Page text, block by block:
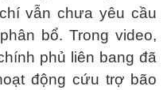
vẫn chưa yêu cầu
bổ. Trong video,
phủ liên bang đã
động cứu trợ bão